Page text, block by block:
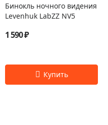
Бинокль ночного видения
Levenhuk LabZZ NV5
1 590 ₽